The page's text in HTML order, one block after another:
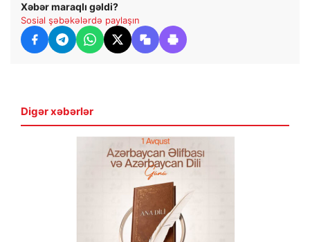
Xəbər maraqlı gəldi?
Sosial şəbəkələrdə paylaşın
Digər xəbərlər